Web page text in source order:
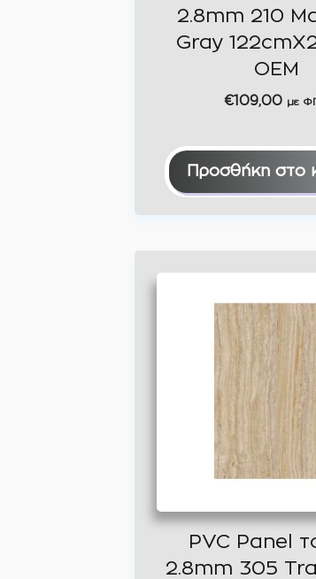
2.8mm 210
Gray
ΟΕΜ
€109,00 με
Προσθήκη στο
PVC Panel
2.8mm 305